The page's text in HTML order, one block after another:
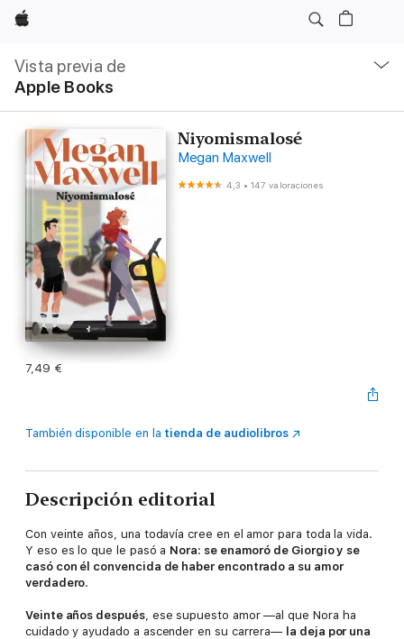
Apple
Vista previa de
Apple Books
local
Abrir
menú
Niyomismalosé
Megan Maxwell
4,3 •147 valoraciones
7,49 €
También disponible en la tienda de audiolibros
Descripción editorial
Con veinte años, una todavía cree en el amor para toda la vida.
Y eso es lo que le pasó a Nora: se enamoró de Giorgio y se
casó con él convencida de haber encontrado a su amor
verdadero.
Veinte años después, ese supuesto amor —al que Nora ha
cuidado y ayudado a ascender en su carrera— la deja por una